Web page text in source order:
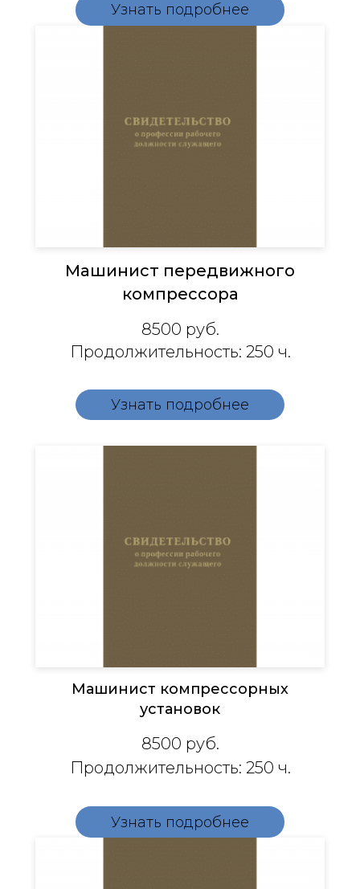
Узнать подробнее
Машинист передвижного
компрессора
8500 руб.
Продолжительность: 250 ч.
Узнать подробнее
Машинист компрессорных
установок​​​​​​​​​​​​​
8500 руб.
Продолжительность: 250 ч.
Узнать подробнее